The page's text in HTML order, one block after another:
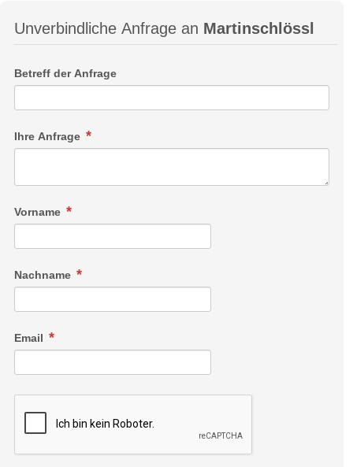
Unverbindliche Anfrage an Martinschlössl
Betreff der Anfrage
Ihre Anfrage
Vorname
Nachname
Email